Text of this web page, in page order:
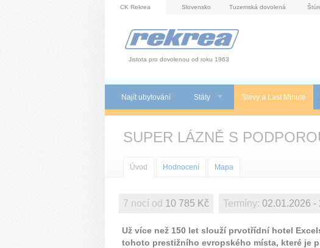
CK Rekrea Slovensko Tuzemská dovolená
Jistota pro dovolenou od roku 1963
Najít ubytování Státy Slevy a Last Minute
SUPER LÁZNĚ S
Úvod Hodnocení Mapa
7 nocí od 10 785 Kč Termíny: 02.01.2026 -
Už více než 150 let slouží prvotřídní hotel
tohoto prestižního evropského místa, které je